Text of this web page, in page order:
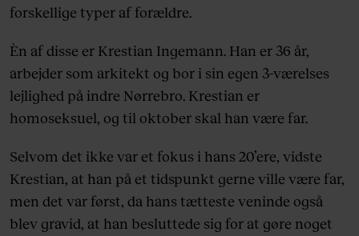
forskellige typer af forældre.
Èn af disse er Krestian Ingemann. Han er 36 år,
arbejder som arkitekt og bor i sin egen 3-værelses
lejlighed på indre Nørrebro. Krestian er
homoseksuel, og til oktober skal han være far.
Selvom det ikke var et fokus i hans 20’ere, vidste
Krestian, at han på et tidspunkt gerne ville være far,
men det var først, da hans tætteste veninde også
blev gravid, at han besluttede sig for at gøre noget